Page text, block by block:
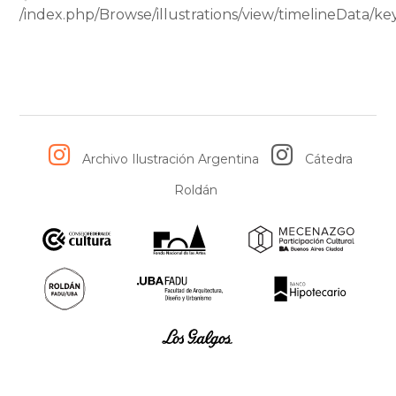
Fuente:
/index.php/Browse/illustrations/view/timelineData/
Archivo Ilustración Argentina
Cátedra
Roldán